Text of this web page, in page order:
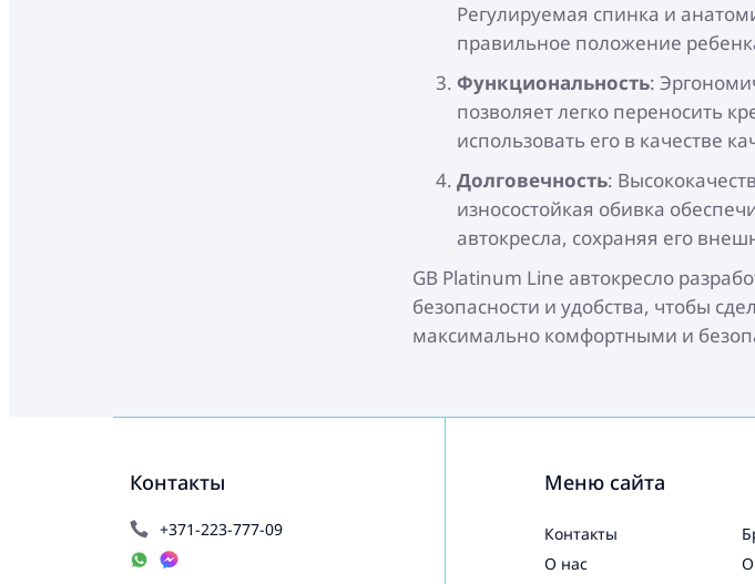
Регулируемая спинка и
правильное положение
Функциональность:
позволяет легко переносить
использовать его в качестве
Долговечность:
износостойкая обивка
автокресла, сохраняя его
GB Platinum Line автокресло
безопасности и удобства, чтобы
максимально комфортными и
Контакты
+371-223-777-09
Меню сайта
Контакты
О нас